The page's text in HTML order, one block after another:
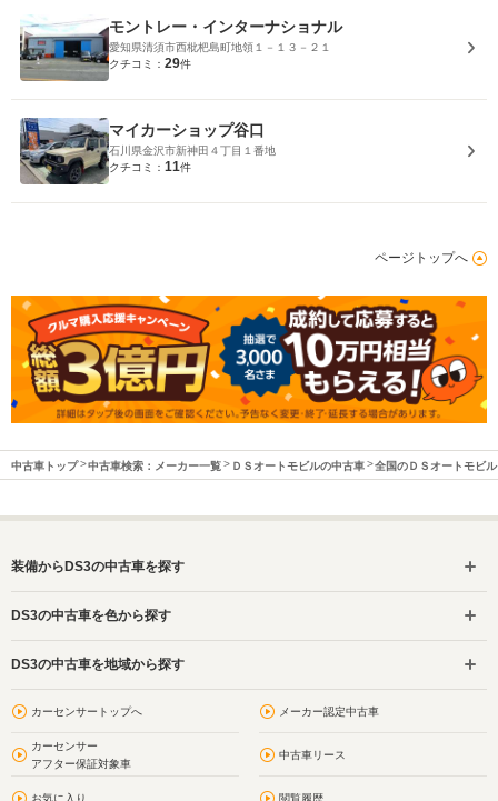
モントレー・インターナショナル
愛知県清須市西枇杷島町地領１－１３－２１
クチコミ： 29件
マイカーショップ谷口
石川県金沢市新神田４丁目１番地
クチコミ： 11件
ページトップへ
中古車トップ 中古車検索：メーカー一覧 ＤＳオートモビルの中古車 全国のＤＳオートモビル
装備からDS3の中古車を探す
DS3の中古車を色から探す
DS3の中古車を地域から探す
カーセンサートップへ メーカー認定中古車
カーセンサー
アフター保証対象車
中古車リース
お気に入り 閲覧履歴